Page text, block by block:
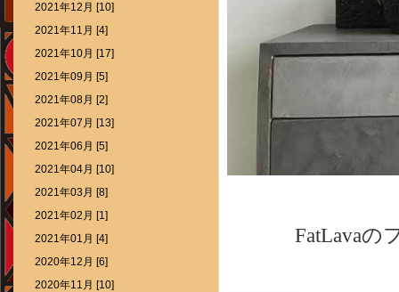
FatLavaの
2021年12月 [10]
2021年11月 [4]
2021年10月 [17]
2021年09月 [5]
2021年08月 [2]
2021年07月 [13]
2021年06月 [5]
2021年04月 [10]
2021年03月 [8]
2021年02月 [1]
2021年01月 [4]
2020年12月 [6]
2020年11月 [10]